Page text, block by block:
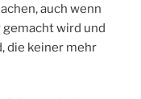
auch wenn
wird und
die keiner mehr